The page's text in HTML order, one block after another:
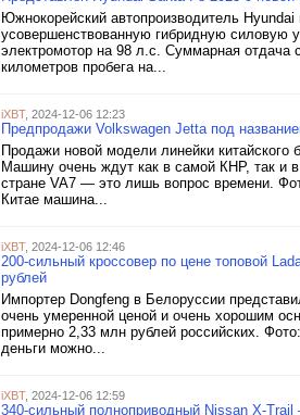
Южнокорейский автопроизводитель
усовершенствованную гибридную силовую
электромотор на 98 л.с. Суммарная отдача
километров пробега на...
iXBT, 2024-12-06 12:23
Предпродажи Volkswagen Jetta под
Продажи новой модели линейки
Машину очень ждут как в самой КНР, так и
стране VA7 — это лишь вопрос времени.
Китае машина...
iXBT, 2024-12-06 12:46
200-сильный кроссовер по цене топовой
рублей
Импортер Dongfeng в Белоруссии
очень умеренной ценой и очень хорошим
примерно 2,33 млн рублей российских.
деньги можно...
iXBT, 2024-12-06 12:59
340-сильный полноприводный Nissan X-